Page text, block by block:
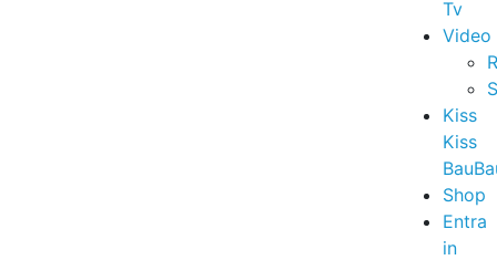
Tv
Video
Kiss
Kiss
Shop
Entra
in